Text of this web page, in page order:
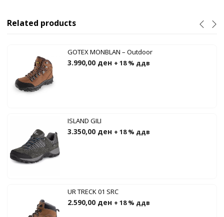
Related products
GOTEX MONBLAN – Outdoor
3.990,00 ден + 18 % ддв
ISLAND GILI
3.350,00 ден + 18 % ддв
UR TRECK 01 SRC
2.590,00 ден + 18 % ддв